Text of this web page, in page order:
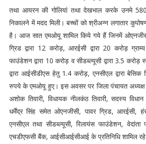
तथा आयरन की गोलियां तथा देखभाल करके उनमे
निकालने में मदद मिली। बच्चों को श्रीअन्न लगातार
है। आज सात एमओयू शामिल किये गये हैं जिनमें ओएनजीसी
ग्रिड द्वारा 12 करोड़, आरईसी द्वारा 20 करोड़
फाउंडेशन द्वारा 10 करोड़ व सीडब्ल्यूसी द्वारा 3.5 करोड़
द्वारा आईसीडीएस हेतु 1.4 करोड़, एनसीएल द्वारा
रुपये के एमओयू हुए। इस अवसर पर जिला पंचायत अध्यक्ष
अशोक तिवारी, विधायक नीलकंठ तिवारी, सदस्य विधान
धर्मेंद्र सिंह समेत ओएनजीसी, पावर ग्रिड, आरईसी,
एनसीएल तथा सीडब्ल्यूसी, रिलायंस फाउंडेशन, वेदांता
एचडीएफसी बैंक, आईसीआईसीआई के प्रतिनिधि शामिल